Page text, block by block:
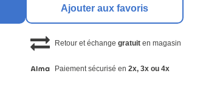
Ajouter aux favoris
Retour et échange gratuiten magasin
Paiement sécurisé en 2x, 3x ou 4x